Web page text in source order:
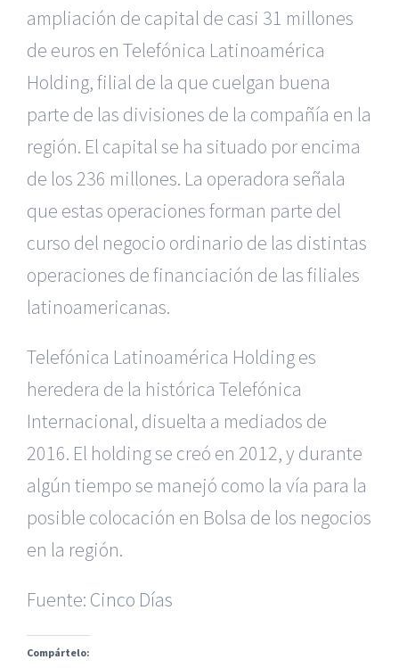
ampliación de capital de casi 31 millones
de euros en Telefónica Latinoamérica
Holding, filial de la que cuelgan buena
parte de las divisiones de la compañía en la
región. El capital se ha situado por encima
de los 236 millones. La operadora señala
que estas operaciones forman parte del
curso del negocio ordinario de las distintas
operaciones de financiación de las filiales
latinoamericanas.
Telefónica Latinoamérica Holding es
heredera de la histórica Telefónica
Internacional, disuelta a mediados de
2016. El holding se creó en 2012, y durante
algún tiempo se manejó como la vía para la
posible colocación en Bolsa de los negocios
en la región.
Fuente: Cinco Días
Compártelo:
|Reclamación de Accidentes en Murcia |Reclamación
de Accidentes en Madrid | BGD Abogados Madrid|GM
|Formación para Abogados
|Hacer Contrato De